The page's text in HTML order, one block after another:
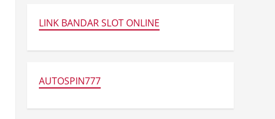
LINK BANDAR SLOT ONLINE
AUTOSPIN777